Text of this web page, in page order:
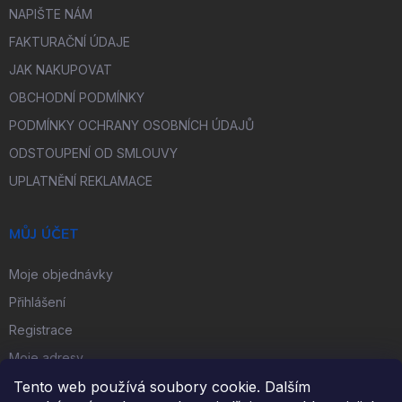
Tento web používá soubory cookie. Dalším
NAPIŠTE NÁM
FAKTURAČNÍ ÚDAJE
JAK NAKUPOVAT
OBCHODNÍ PODMÍNKY
PODMÍNKY OCHRANY OSOBNÍCH ÚDAJŮ
ODSTOUPENÍ OD SMLOUVY
UPLATNĚNÍ REKLAMACE
MŮJ ÚČET
Moje objednávky
Přihlášení
Registrace
Moje adresy